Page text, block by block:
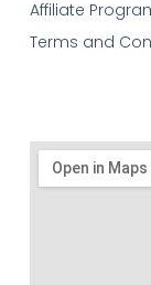
Affiliate
Terms and